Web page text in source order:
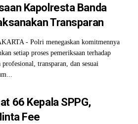
Kapolresta Banda
Transparan
- Polri menegaskan komitmennya
setiap proses pemeriksaan terhadap
profesional, transparan, dan sesuai
66 Kepala SPPG,
Fee